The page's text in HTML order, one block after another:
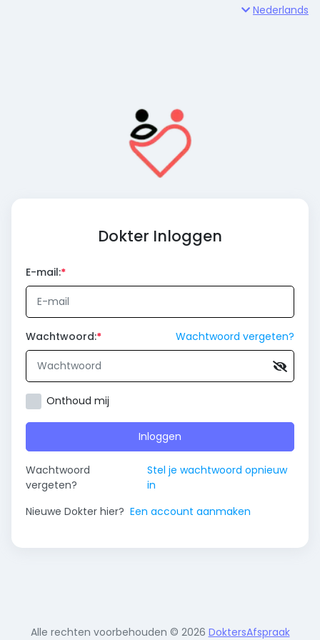
Nederlands
Dokter Inloggen
E-mail:
Wachtwoord: Wachtwoord vergeten?
Onthoud mij
Inloggen
Wachtwoord
vergeten?
Stel je wachtwoord opnieuw
in
Nieuwe Dokter hier? Een account aanmaken
Alle rechten voorbehouden © 2026 DoktersAfspraak